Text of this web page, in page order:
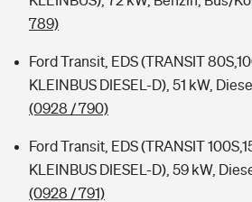
789)
Ford Transit, EDS (TRANSIT
KLEINBUS DIESEL-D), 51 kW,
(0928 / 790)
Ford Transit, EDS (TRANSIT
KLEINBUS DIESEL-D), 59 kW,
(0928 / 791)